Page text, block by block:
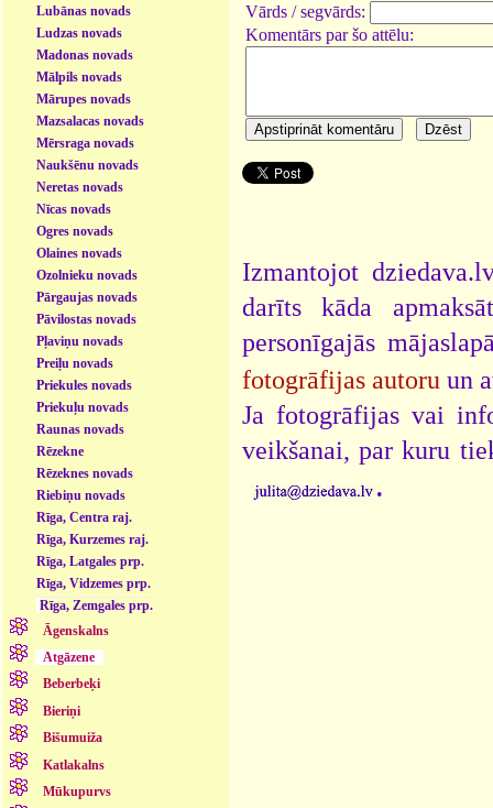
Lubānas novads
Ludzas novads
Madonas novads
Mālpils novads
Mārupes novads
Mazsalacas novads
Mērsraga novads
Naukšēnu novads
Neretas novads
Nīcas novads
Ogres novads
Olaines novads
Ozolnieku novads
Pārgaujas novads
Pāvilostas novads
Pļaviņu novads
Preiļu novads
Priekules novads
Priekuļu novads
Raunas novads
Rēzekne
Rēzeknes novads
Riebiņu novads
Rīga, Centra raj.
Rīga, Kurzemes raj.
Rīga, Latgales prp.
Rīga, Vidzemes prp.
Rīga, Zemgales prp.
Āgenskalns
Atgāzene
Beberbeķi
Bieriņi
Bišumuiža
Katlakalns
Mūkupurvs
Vārds / segvārds:
Komentārs par šo attēlu:
Izmantojot
darīts kāda
personīgajās
fotogrāfijas autoru un
Ja fotogrāfijas vai
veikšanai, par kuru
.